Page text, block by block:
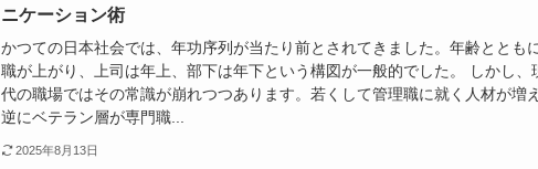
ニケーション術
かつての日本社会では、年功序列が当たり前とされてきました。年齢ととも
職が上がり、上司は年上、部下は年下という構図が一般的でした。 しかし、
代の職場ではその常識が崩れつつあります。若くして管理職に就く人材が増え
逆にベテラン層が専門職...
2025年8月13日